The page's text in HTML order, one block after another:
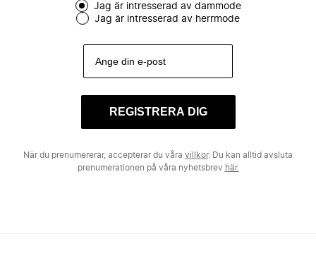
Jag är intresserad av dammode
Jag är intresserad av herrmode
REGISTRERA DIG
När du prenumererar, accepterar du våra villkor. Du kan alltid avsluta
prenumerationen på våra nyhetsbrev här.